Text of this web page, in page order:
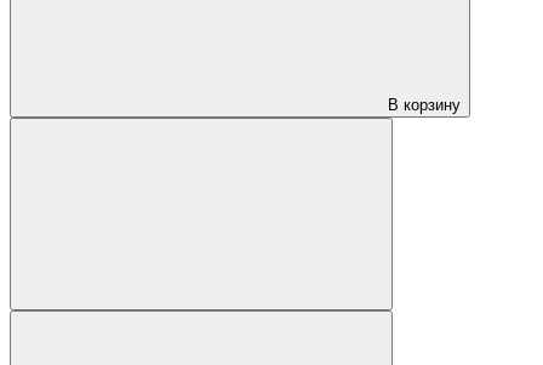
В корзину